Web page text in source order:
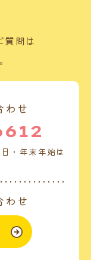
問は
わせ
・年末年始は
わせ